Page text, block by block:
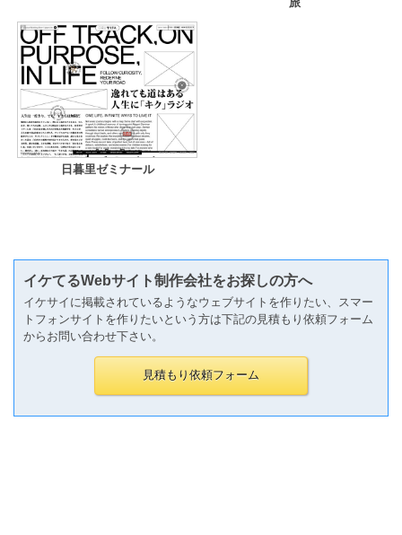
日暮里ゼミナール
イケてるWebサイト制作会社をお探しの方へ
イケサイに掲載されているようなウェブサイトを作りたい、スマー
トフォンサイトを作りたいという方は下記の見積もり依頼フォーム
からお問い合わせ下さい。